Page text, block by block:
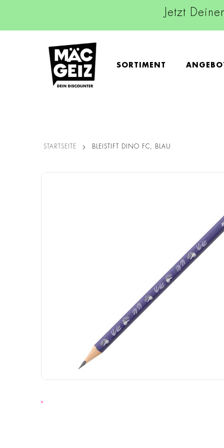
Jetzt
SORTIMENT
STARTSEITE BLEISTIFT DINO FC, BLAU
Zum